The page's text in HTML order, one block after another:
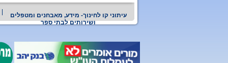
עיתוני קו לחינוך- מידע, מאבחנים ומטפלים
ושירותים לבתי ספר